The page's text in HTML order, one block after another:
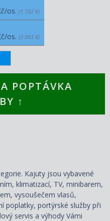
os. (1 782 €)
os. (3 003 €)
POPTÁVKA
↑
Kajuty jsou vybavené
klimatizací, TV, minibarem,
vysoušečem vlasů,
poplatky, portýrské služby při
servis a výhody Vámi